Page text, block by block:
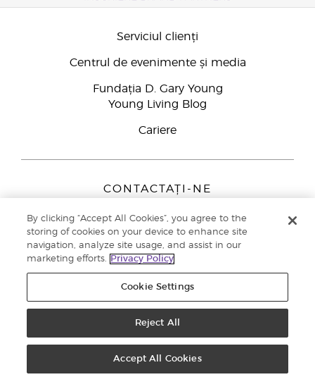
Serviciul clienți
Centrul de evenimente și media
Fundația D. Gary Young
Young Living Blog
Cariere
CONTACTAȚI-NE
Peizerweg 97
9727 AJ Groningen
Netherlands
Înscriere Brand Partners0800 890113
Politica de confidențialitate
By clicking “Accept All Cookies”, you agree to the
storing of cookies on your device to enhance site
navigation, analyze site usage, and assist in our
marketing efforts.
Privacy Policy
Cookie Settings
Reject All
Accept All Cookies